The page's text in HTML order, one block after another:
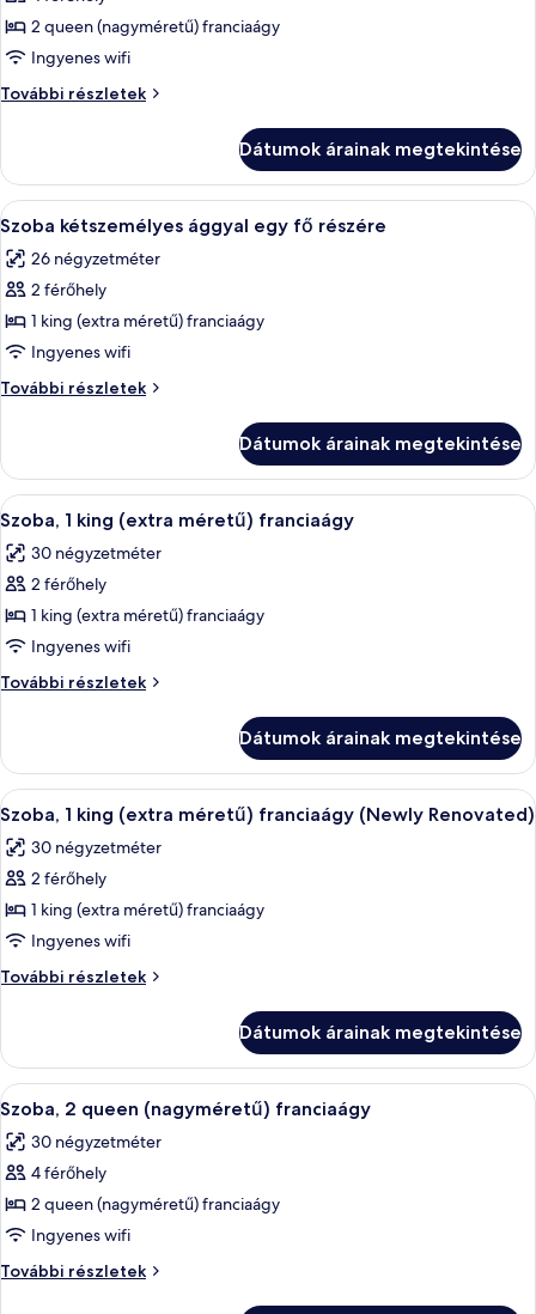
képének
megtekintése:
Elite
2
2 queen (nagyméretű) franciaágy
Ingyenes wifi
További részletek
Elite
részletei
Dátumok árainak megtekintése
A
következő
szoba
összes
képének
megtekintése:
Szoba
kétszemélyes
egy
fő
részére
Egy szállodai szoba, amelyben egy
4
Szoba kétszemélyes ággyal egy fő részére
26 négyzetméter
2 férőhely
1 king (extra méretű) franciaágy
Ingyenes wifi
További részletek
Szoba
fő
részére
további
Dátumok árainak megtekintése
A
következő
szoba
összes
képének
megtekintése:
Szoba,
1
(extra
méretű)
franciaágy
Egy szállodai szoba, amelyben
4
Szoba, 1 king (extra méretű) franciaágy
30 négyzetméter
2 férőhely
1 king (extra méretű) franciaágy
Ingyenes wifi
További részletek
Szoba,
méretű)
franciaágy
további
Dátumok árainak megtekintése
A
következő
szoba
összes
képének
megtekintése:
Szoba,
1
(extra
méretű)
franciaágy
(Newly
Renovated)
Egy szállodai szoba, amelyben egy
7
Szoba, 1 king (extra méretű) franciaágy (Newly Renovated)
30 négyzetméter
2 férőhely
1 king (extra méretű) franciaágy
Ingyenes wifi
További részletek
Szoba,
méretű)
franciaágy
(Newly
Renovated)
további
részletei
Dátumok árainak megtekintése
A
következő
szoba
összes
képének
megtekintése:
Szoba,
2
Egy kétágyas szoba, íróasztallal,
6
Szoba, 2 queen (nagyméretű) franciaágy
30 négyzetméter
4 férőhely
2 queen (nagyméretű) franciaágy
Ingyenes wifi
További részletek
Szoba,